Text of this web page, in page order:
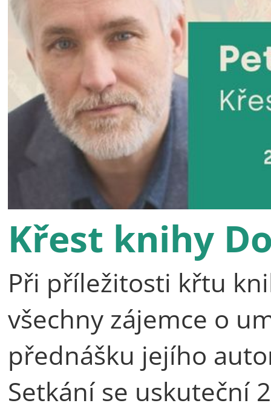
Křest knihy
Při příležitosti křtu
všechny zájemce o
přednášku jejího
Setkání se uskuteční